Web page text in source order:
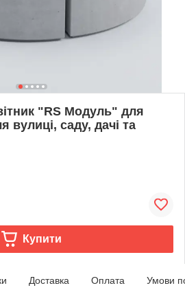
"RS Модуль" для
вулиці, саду, дачі та
Купити
Доставка Оплата Умови